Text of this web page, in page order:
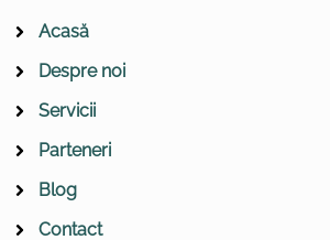
o
k
Acasă
Despre noi
Servicii
Parteneri
Blog
Contact